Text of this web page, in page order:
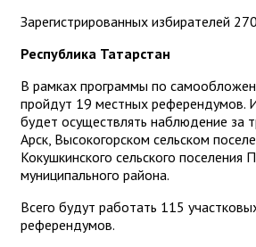
Зарегистрированных избирателей
Республика Татарстан
В рамках программы по
пройдут 19 местных референдумов.
будет осуществлять наблюдение за
Арск, Высокогорском сельском
Кокушкинского сельского поселения
муниципального района.
Всего будут работать 115
референдумов.